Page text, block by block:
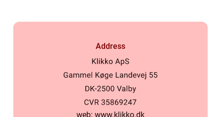
Address
web: www.klikko.dk